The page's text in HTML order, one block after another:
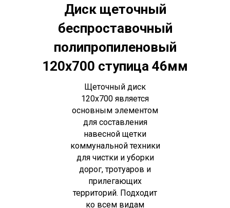
Диск щеточный
беспроставочный
полипропиленовый
120х700 ступица 46мм
Щеточный диск
120х700 является
основным элементом
для составления
навесной щетки
коммунальной техники
для чистки и уборки
дорог, тротуаров и
прилегающих
территорий. Подходит
ко всем видам